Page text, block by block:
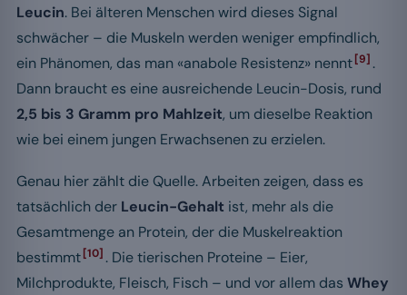
Leucin. Bei älteren Menschen wird dieses Signal
schwächer – die Muskeln werden weniger empfindlich,
ein Phänomen, das man «anabole Resistenz» nennt[9] .
Dann braucht es eine ausreichende Leucin-Dosis, rund
2,5 bis 3 Gramm pro Mahlzeit, um dieselbe Reaktion
wie bei einem jungen Erwachsenen zu erzielen.
Genau hier zählt die Quelle. Arbeiten zeigen, dass es
tatsächlich der Leucin-Gehalt ist, mehr als die
Gesamtmenge an Protein, der die Muskelreaktion
bestimmt[10]. Die tierischen Proteine – Eier,
Milchprodukte, Fleisch, Fisch – und vor allem das Whey